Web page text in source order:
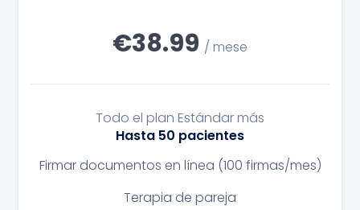
€38.99 / mese
Todo el plan Estándar más
Hasta 50 pacientes
Firmar documentos en línea (100 firmas/mes)
Terapia de pareja